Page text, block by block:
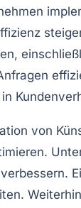
von
verbessern.